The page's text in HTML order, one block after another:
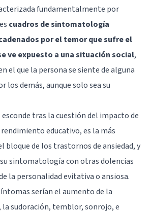
fundamentalmente por
cuadros de sintomatología
por el temor que sufre el
ve expuesto a una situación social,
el que la persona se siente de alguna
los demás, aunque solo sea su
tras la cuestión del impacto de
educativo, es la más
bloque de los trastornos de ansiedad, y
sintomatología con otras dolencias
la personalidad evitativa o ansiosa.
serían el aumento de la
la sudoración, temblor, sonrojo, e